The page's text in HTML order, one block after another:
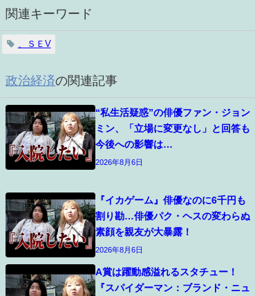
関連キーワード
、ＳＥV
政治経済の関連記事
“私生活疑惑”の俳優ファン・ジョン
ミン、「立場に変更なし」と回答も
今後への影響は…
2026年8月6日
『イカゲーム』俳優なのに6千円も
割り勘…俳優パク・ヘスの変わらぬ
素顔を親友が大暴露！
2026年8月6日
A賞は躍動感溢れるスタチュー！
『スパイダーマン：ブランド・ニュ